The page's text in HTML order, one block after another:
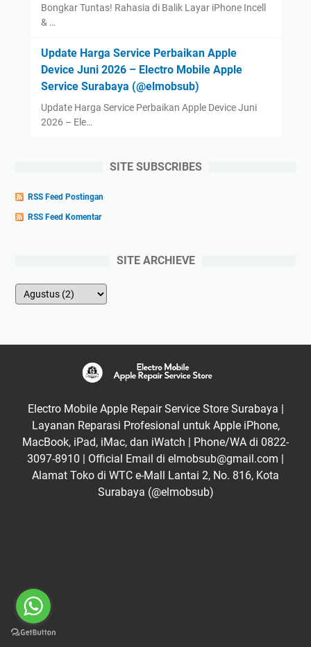
Bongkar Tuntas! Rahasia di Balik Layar iPhone Incell
& …
Update Harga Service Perbaikan Apple
Device Juni 2026 – Electro Mobile Apple
Service Surabaya (@elmobsub)
Update Harga Service Perbaikan Apple Device Juni
2026 – Ele…
SITE SUBSCRIBES
RSS Feed Postingan
RSS Feed Komentar
SITE ARCHIEVE
Electro Mobile Apple Repair Service Store Surabaya |
Layanan Reparasi Profesional untuk Apple iPhone,
MacBook, iPad, iMac, dan iWatch | Phone/WA di 0822-
3097-8910 | Official Email di elmobsub@gmail.com |
Alamat Toko di WTC e-Mall Lantai 2, No. 816, Kota
Surabaya (@elmobsub)